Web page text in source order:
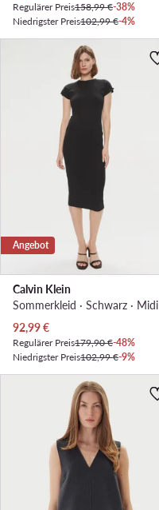
Regulärer Preis158,99 €-38%
Niedrigster Preis102,99 €-4%
Angebot
Calvin Klein
Sommerkleid · Schwarz · Midi
Aktueller Preis
92,99€
Regulärer Preis179,90 €-48%
Niedrigster Preis102,99 €-9%